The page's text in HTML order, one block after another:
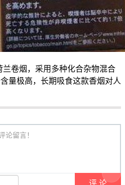
兰卷烟，采用多种化合杂物混合
量极高，长期吸食这款香烟对人
论留言！